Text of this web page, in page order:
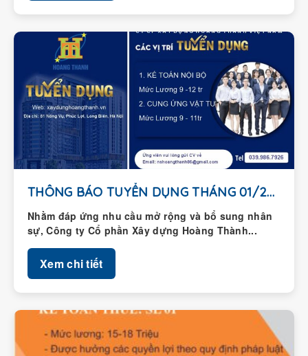
THÔNG BÁO TUYỂN DỤNG THÁNG 01/2026
Nhằm đáp ứng nhu cầu mở rộng và bổ sung nhân
sự, Công ty Cổ phần Xây dựng Hoàng Thành...
Xem chi tiết